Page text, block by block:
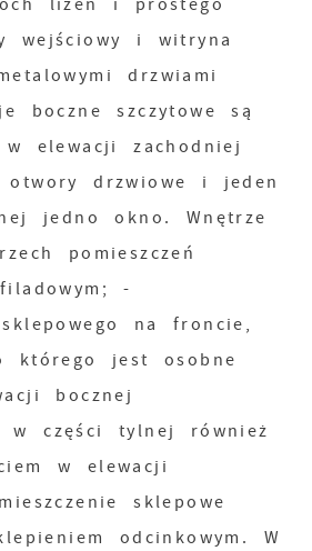
lizen i prostego
wejściowy i witryna
drzwiami
boczne szczytowe są
elewacji zachodniej
otwory drzwiowe i jeden
jedno okno. Wnętrze
pomieszczeń
-
na froncie,
którego jest osobne
bocznej
w części tylnej również
w elewacji
sklepowe
odcinkowym. W